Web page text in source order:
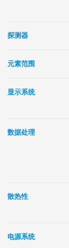
探测器
元素范围
显示系统
数据处理
散热性
电源系统